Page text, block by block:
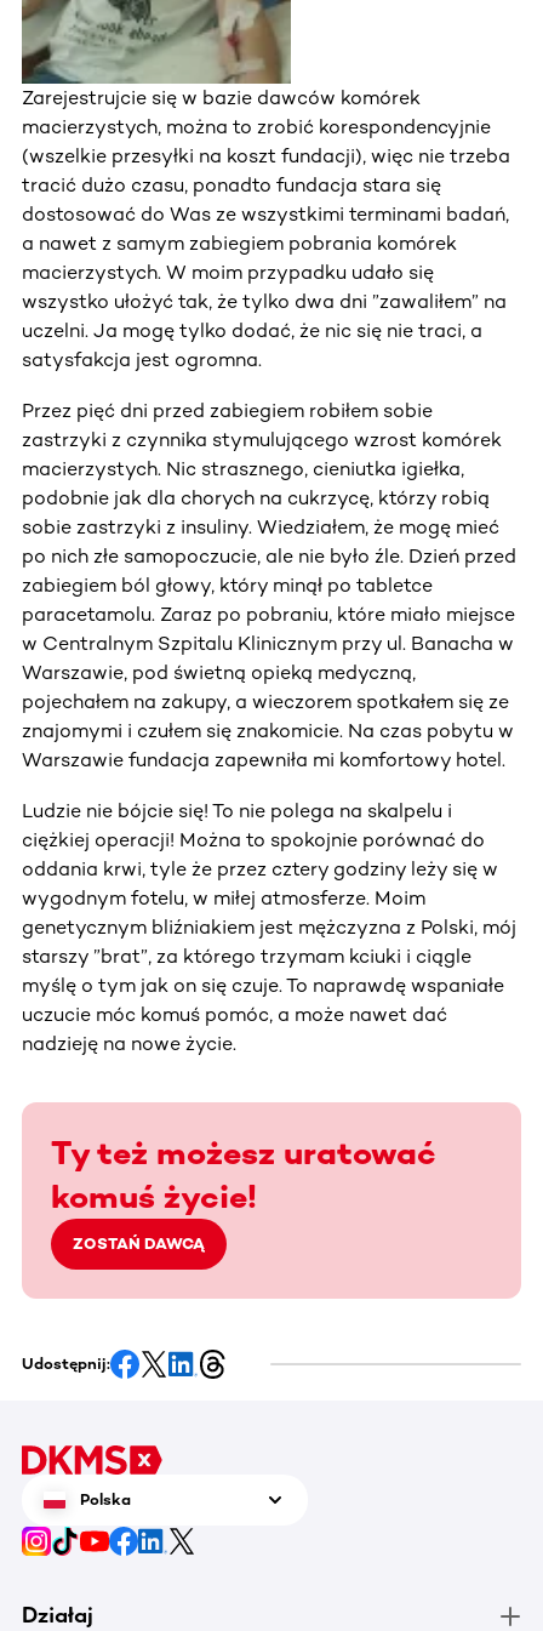
Zarejestrujcie się w bazie dawców komórek
macierzystych, można to zrobić korespondencyjnie
(wszelkie przesyłki na koszt fundacji), więc nie trzeba
tracić dużo czasu, ponadto fundacja stara się
dostosować do Was ze wszystkimi terminami badań,
a nawet z samym zabiegiem pobrania komórek
macierzystych. W moim przypadku udało się
wszystko ułożyć tak, że tylko dwa dni ”zawaliłem” na
uczelni. Ja mogę tylko dodać, że nic się nie traci, a
satysfakcja jest ogromna.
Przez pięć dni przed zabiegiem robiłem sobie
zastrzyki z czynnika stymulującego wzrost komórek
macierzystych. Nic strasznego, cieniutka igiełka,
podobnie jak dla chorych na cukrzycę, którzy robią
sobie zastrzyki z insuliny. Wiedziałem, że mogę mieć
po nich złe samopoczucie, ale nie było źle. Dzień przed
zabiegiem ból głowy, który minął po tabletce
paracetamolu. Zaraz po pobraniu, które miało miejsce
w Centralnym Szpitalu Klinicznym przy ul. Banacha w
Warszawie, pod świetną opieką medyczną,
pojechałem na zakupy, a wieczorem spotkałem się ze
znajomymi i czułem się znakomicie. Na czas pobytu w
Warszawie fundacja zapewniła mi komfortowy hotel.
Ludzie nie bójcie się! To nie polega na skalpelu i
ciężkiej operacji! Można to spokojnie porównać do
oddania krwi, tyle że przez cztery godziny leży się w
wygodnym fotelu, w miłej atmosferze. Moim
genetycznym bliźniakiem jest mężczyzna z Polski, mój
starszy ”brat”, za którego trzymam kciuki i ciągle
myślę o tym jak on się czuje. To naprawdę wspaniałe
uczucie móc komuś pomóc, a może nawet dać
nadzieję na nowe życie.
Ty też możesz uratować
komuś życie!
ZOSTAŃ DAWCĄ
Udostępnij:
Polska
Działaj